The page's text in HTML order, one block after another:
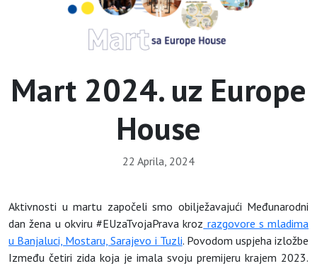
Mart 2024. uz Europe
House
22 Aprila, 2024
Aktivnosti u martu započeli smo obilježavajući Međunarodni
dan žena u okviru #EUzaTvojaPrava kroz razgovore s mladima
u Banjaluci, Mostaru, Sarajevo i Tuzli. Povodom uspjeha izložbe
Između četiri zida koja je imala svoju premijeru krajem 2023.